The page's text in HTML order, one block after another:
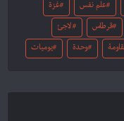
علم نفس غزة
قرطاس لاجئ
وحدة يوميات